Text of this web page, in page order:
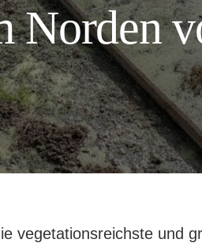
Norden
vegetationsreichste und